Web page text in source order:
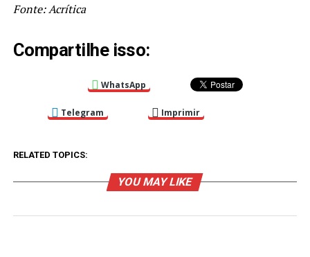
Fonte: Acrítica
Compartilhe isso:
WhatsApp
Telegram Imprimir
RELATED TOPICS:
YOU MAY LIKE